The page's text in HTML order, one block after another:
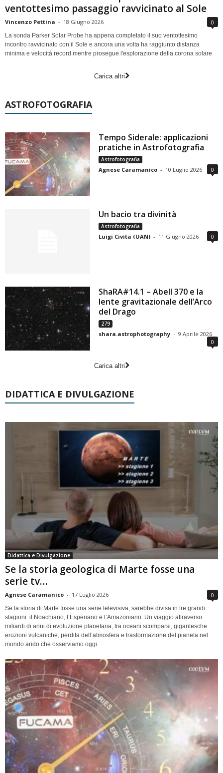
ventottesimo passaggio ravvicinato al Sole
Vincenzo Pettina - 18 Giugno 2026 0
La sonda Parker Solar Probe ha appena completato il suo ventottesimo
incontro ravvicinato con il Sole e ancora una volta ha raggiunto distanza
minima e velocità record mentre prosegue l'esplorazione della corona solare
Carica altri
ASTROFOTOGRAFIA
Tempo Siderale: applicazioni
pratiche in Astrofotografia
Astrofotografia
Agnese Caramanico - 10 Luglio 2026 0
Un bacio tra divinità
Astrofotografia
Luigi Civita (UAN) - 11 Giugno 2026 0
ShaRA#14.1 – Abell 370 e la
lente gravitazionale dell’Arco
del Drago
279
shara.astrophotography - 9 Aprile 2026
0
Carica altri
DIDATTICA E DIVULGAZIONE
Didattica e Divulgazione
Se la storia geologica di Marte fosse una
serie tv…
Agnese Caramanico - 17 Luglio 2026 0
Se la storia di Marte fosse una serie televisiva, sarebbe divisa in tre grandi
stagioni: il Noachiano, l’Esperiano e l’Amazoniano. Un viaggio attraverso
miliardi di anni di evoluzione planetaria, tra oceani scomparsi, gigantesche
eruzioni vulcaniche, perdita dell’atmosfera e trasformazione del pianeta nel
mondo arido che osserviamo oggi.